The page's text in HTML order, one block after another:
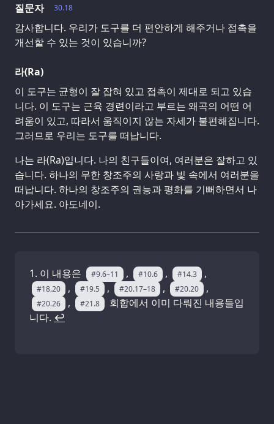
30.18
질문자
감사합니다. 우리가 도구를 더 편안하게 해주거나 접촉을
개선할 수 있는 것이 있습니까?
라(Ra)
이 도구는 균형이 잘 잡혀 있고 접촉이 제대로 되고 있습
니다. 이 도구는 근육 경련이라고 부르는 왜곡의 어떤 어
려움이 있고, 따라서 움직이지 않는 자세가 불편해집니다.
그러므로 우리는 도구를 떠납니다.
나는 라(Ra)입니다. 나의 친구들이여, 여러분은 잘하고 있
습니다. 하나의 무한 창조주의 사랑과 빛 속에서 여러분을
떠납니다. 하나의 창조주의 권능과 평화를 기뻐하면서 나
아가세요. 아도네이.
이 내용은 #9.6–11 , #10.6 , #14.3 ,
#18.20 , #19.5 , #20.17–18 , #20.20 ,
#20.26 , #21.8
회합에서 이미 다뤄진 내용들입
니다. ↩